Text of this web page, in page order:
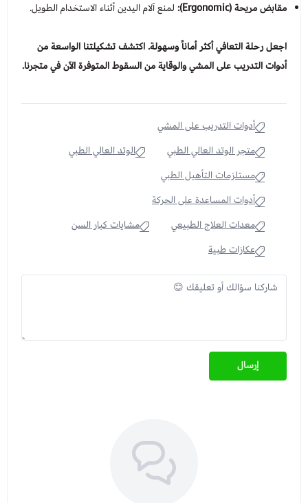
مقابض مريحة (Ergonomic):
لمنع آلام اليدين أثناء الاستخدام الطويل.
اجعل رحلة التعافي أكثر أماناً وسهولة. اكتشف تشكيلتنا الواسعة من
أدوات التدريب على المشي والوقاية من السقوط المتوفرة الآن في متجرنا.
أدوات التدريب على المشي
متجر الوتد العالي الطبي
الوتد العالي الطبي
مستلزمات التأهيل الطبي
أدوات المساعدة على الحركة
معدات العلاج الطبيعي
مشايات كبار السن
عكازات طبية
إرسال